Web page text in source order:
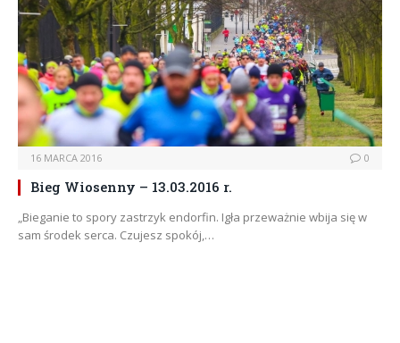
16 MARCA 2016 0
Bieg Wiosenny – 13.03.2016 r.
„Bieganie to spory zastrzyk endorfin. Igła przeważnie wbija się w
sam środek serca. Czujesz spokój,…